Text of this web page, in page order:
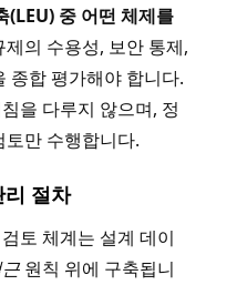
(LEU) 중 어떤 체제를
의 수용성, 보안 통제,
종합 평가해야 합니다.
을 다루지 않으며, 정
토만 수행합니다.
리 절차
토 체계는 설계 데이
원칙 위에 구축됩니